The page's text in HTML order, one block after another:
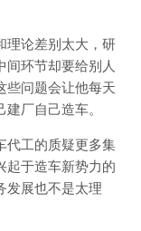
理论差别太大，研
间环节却要给别人
些问题会让他每天
厂自己造车。
代工的质疑更多集
起于造车新势力的
发展也不是太理